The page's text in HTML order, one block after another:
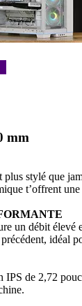
mm
stylé que
t’offrent
un débit élevé
idéal
de 2,72